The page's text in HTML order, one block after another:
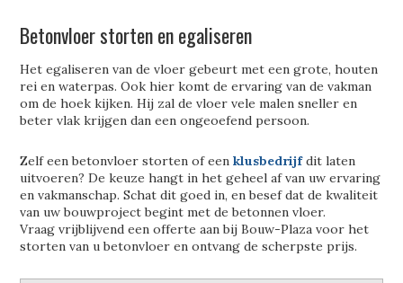
Betonvloer storten en egaliseren
Het egaliseren van de vloer gebeurt met een grote, houten
rei en waterpas. Ook hier komt de ervaring van de vakman
om de hoek kijken. Hij zal de vloer vele malen sneller en
beter vlak krijgen dan een ongeoefend persoon.
Zelf een betonvloer storten of een klusbedrijfdit laten
uitvoeren? De keuze hangt in het geheel af van uw ervaring
en vakmanschap. Schat dit goed in, en besef dat de kwaliteit
van uw bouwproject begint met de betonnen vloer.
Vraag vrijblijvend een offerte aan bij Bouw-Plaza voor het
storten van u betonvloer en ontvang de scherpste prijs.